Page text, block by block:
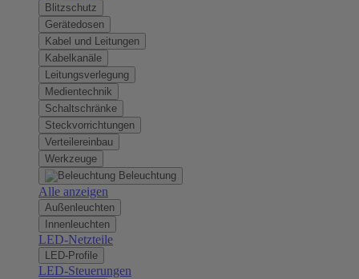
Blitzschutz
Gerätedosen
Kabel und Leitungen
Kabelkanäle
Leitungsverlegung
Medientechnik
Schaltschränke
Steckvorrichtungen
Verteilereinbau
Werkzeuge
Beleuchtung
Alle anzeigen
Außenleuchten
Innenleuchten
LED-Netzteile
LED-Profile
LED-Steuerungen